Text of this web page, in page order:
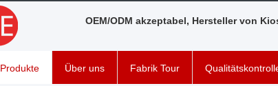
OEM/ODM akzeptabel, Hersteller von
Produkte Über uns Fabrik Tour